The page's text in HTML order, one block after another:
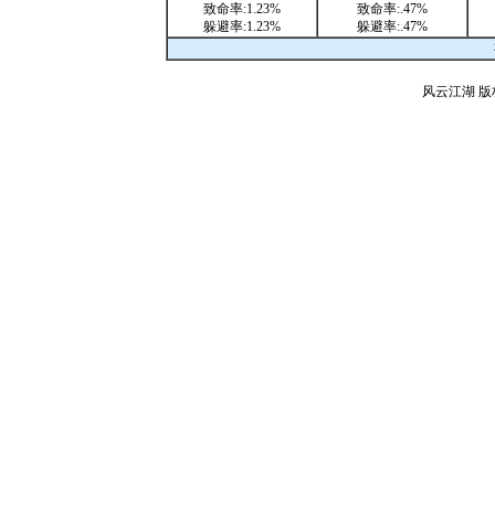
致命率:1.23%
躲避率:1.23%
致命率:.47%
躲避率:.47%
风云江湖 版